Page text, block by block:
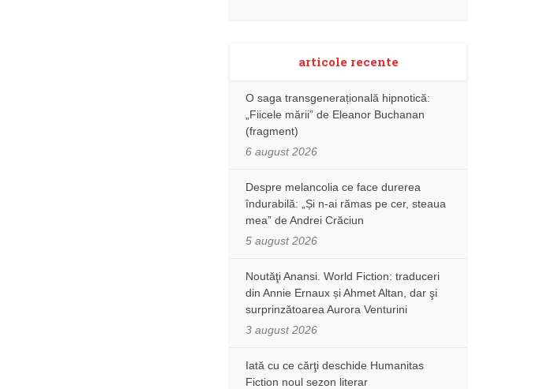
articole recente
O saga transgenerațională hipnotică:
„Fiicele mării” de Eleanor Buchanan
(fragment)
6 august 2026
Despre melancolia ce face durerea
îndurabilă: „Și n-ai rămas pe cer, steaua
mea” de Andrei Crăciun
5 august 2026
Noutăţi Anansi. World Fiction: traduceri
din Annie Ernaux și Ahmet Altan, dar şi
surprinzătoarea Aurora Venturini
3 august 2026
Iată cu ce cărţi deschide Humanitas
Fiction noul sezon literar